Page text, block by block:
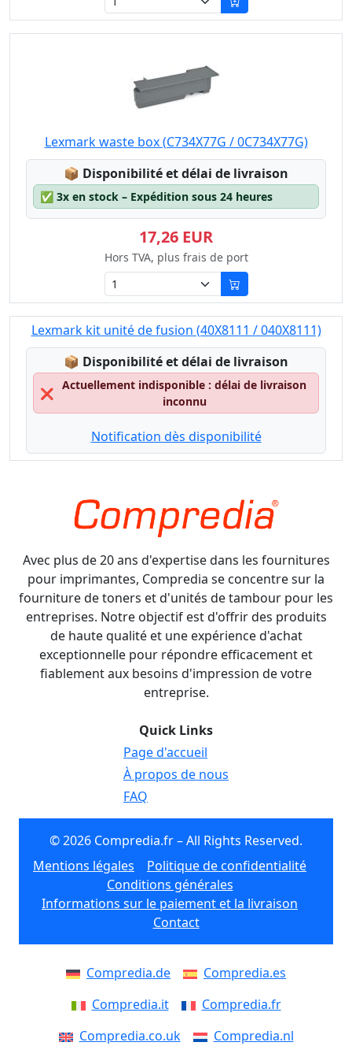
Lexmark waste box (C734X77G / 0C734X77G)
📦 Lagerstatus:
Disponibilité et délai de livraison
✅ 3x en stock – Expédition sous 24 heures
17,26 EUR
Hors TVA, plus frais de port
Lexmark kit unité de fusion (40X8111 / 040X8111)
📦 Lagerstatus:
Disponibilité et délai de livraison
❌
Actuellement indisponible : délai de livraison
inconnu
Notification dès disponibilité
Avec plus de 20 ans d'expertise dans les fournitures
pour imprimantes, Compredia se concentre sur la
fourniture de toners et d'unités de tambour pour les
entreprises. Notre objectif est d'offrir des produits
de haute qualité et une expérience d'achat
exceptionnelle pour répondre efficacement et
fiablement aux besoins d'impression de votre
entreprise.
Quick Links
Page d'accueil
À propos de nous
FAQ
© 2026 Compredia.fr – All Rights Reserved.
Mentions légales
Politique de confidentialité
Conditions générales
Informations sur le paiement et la livraison
Contact
Compredia.de
Compredia.es
Compredia.it
Compredia.fr
Compredia.co.uk
Compredia.nl